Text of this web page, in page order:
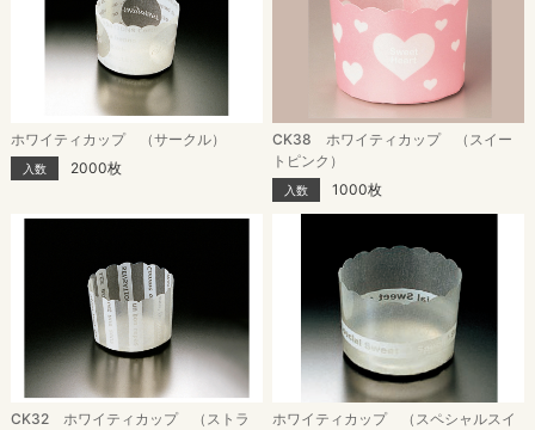
ホワイティカップ （サークル）
入数 2000枚
CK38 ホワイティカップ （スイー
トピンク）
入数 1000枚
CK32 ホワイティカップ （ストラ
ホワイティカップ （スペシャルスイ